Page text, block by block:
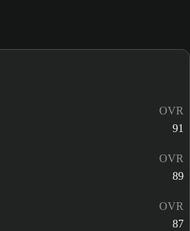
OVR
91
OVR
89
OVR
87